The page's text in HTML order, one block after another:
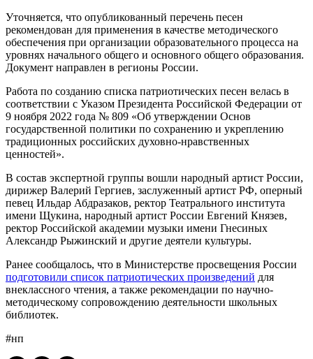
Уточняется, что опубликованный перечень песен
рекомендован для применения в качестве методического
обеспечения при организации образовательного процесса на
уровнях начального общего и основного общего образования.
Документ направлен в регионы России.
Работа по созданию списка патриотических песен велась в
соответствии с Указом Президента Российской Федерации от
9 ноября 2022 года № 809 «Об утверждении Основ
государственной политики по сохранению и укреплению
традиционных российских духовно-нравственных
ценностей».
В состав экспертной группы вошли народный артист России,
дирижер Валерий Гергиев, заслуженный артист РФ, оперный
певец Ильдар Абдразаков, ректор Театрального института
имени Щукина, народный артист России Евгений Князев,
ректор Российской академии музыки имени Гнесиных
Александр Рыжинский и другие деятели культуры.
Ранее сообщалось, что в Министерстве просвещения России
подготовили список патриотических произведений для
внеклассного чтения, а также рекомендации по научно-
методическому сопровождению деятельности школьных
библиотек.
#нп